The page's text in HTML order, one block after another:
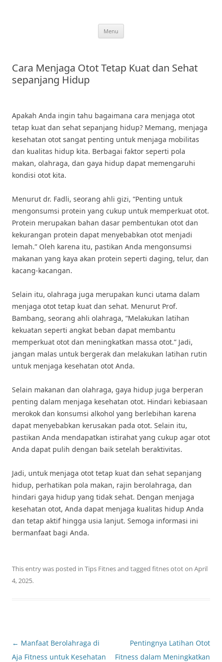
Menu
Cara Menjaga Otot Tetap Kuat dan Sehat
sepanjang Hidup
Apakah Anda ingin tahu bagaimana cara menjaga otot
tetap kuat dan sehat sepanjang hidup? Memang, menjaga
kesehatan otot sangat penting untuk menjaga mobilitas
dan kualitas hidup kita. Berbagai faktor seperti pola
makan, olahraga, dan gaya hidup dapat memengaruhi
kondisi otot kita.
Menurut dr. Fadli, seorang ahli gizi, “Penting untuk
mengonsumsi protein yang cukup untuk memperkuat otot.
Protein merupakan bahan dasar pembentukan otot dan
kekurangan protein dapat menyebabkan otot menjadi
lemah.” Oleh karena itu, pastikan Anda mengonsumsi
makanan yang kaya akan protein seperti daging, telur, dan
kacang-kacangan.
Selain itu, olahraga juga merupakan kunci utama dalam
menjaga otot tetap kuat dan sehat. Menurut Prof.
Bambang, seorang ahli olahraga, “Melakukan latihan
kekuatan seperti angkat beban dapat membantu
memperkuat otot dan meningkatkan massa otot.” Jadi,
jangan malas untuk bergerak dan melakukan latihan rutin
untuk menjaga kesehatan otot Anda.
Selain makanan dan olahraga, gaya hidup juga berperan
penting dalam menjaga kesehatan otot. Hindari kebiasaan
merokok dan konsumsi alkohol yang berlebihan karena
dapat menyebabkan kerusakan pada otot. Selain itu,
pastikan Anda mendapatkan istirahat yang cukup agar otot
Anda dapat pulih dengan baik setelah beraktivitas.
Jadi, untuk menjaga otot tetap kuat dan sehat sepanjang
hidup, perhatikan pola makan, rajin berolahraga, dan
hindari gaya hidup yang tidak sehat. Dengan menjaga
kesehatan otot, Anda dapat menjaga kualitas hidup Anda
dan tetap aktif hingga usia lanjut. Semoga informasi ini
bermanfaat bagi Anda.
This entry was posted in Tips Fitnesand tagged fitnes ototon April
4, 2025.
Post
navigation
← Manfaat Berolahraga di
Aja Fitness untuk Kesehatan
Pentingnya Latihan Otot
Fitness dalam Meningkatkan